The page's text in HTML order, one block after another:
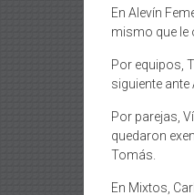
En Alevín
mismo que le
Por equipos,
siguiente ante
Por parejas,
quedaron
Tomás.
En Mixtos,